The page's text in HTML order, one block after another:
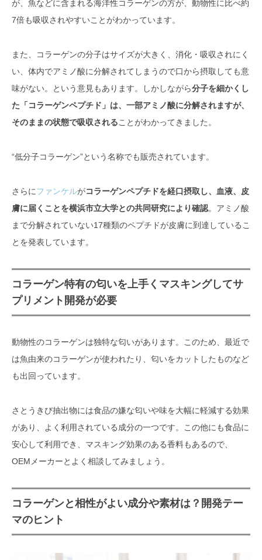
が、魚などに含まれる海洋性コラーゲンの方が、動物性に比べ約
7倍も吸収されやすいことがわかっています。
また、コラーゲンの分子はサイズが大きく、消化・吸収されにく
い、体内でアミノ酸に分解されてしまうので口から摂取しても意
味がない。という意見もあります。しかしながら分子を細かくし
た「コラーゲンペプチド」は、一部アミノ酸に分解されますが、
そのままの状態で吸収されることがわかってきました。
“低分子コラーゲン”という名称でも販売されています。
さらにファンケルがコラーゲンペプチドを経口摂取し、血液、皮
膚に届くことを横浜市立大学との共同研究により確認。アミノ酸
まで分解されていない17種類のペプチドが皮膚に到達しているこ
とを発表しています。
コラーゲン特有の匂いを上手くマスキングしてサ
プリメント開発が必要
動物性のコラーゲンは独特な匂いがあります。このため、最近で
は魚由来のコラーゲンが使われたり、匂いをカットしたものなど
も出回っています。
さとうきび抽出物には食品の嫌な匂いや味を大幅に軽減する効果
があり、よく利用されている成分の一つです。この他にも食品に
安心して利用でき、マスキング効果のある香料もあるので、
OEMメーカーとよく相談してみましょう。
コラーゲンと相性がよい成分や素材は？開発テー
マのヒント